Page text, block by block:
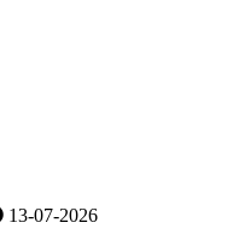
13-07-2026